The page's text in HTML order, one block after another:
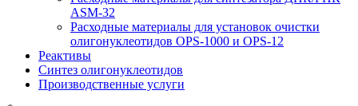
ASM-­32
Расходные материалы для установок очистки
олигонуклеотидов OPS-­­1000 и OPS-­12
Реактивы
Синтез олигонуклеотидов
Производственные услуги